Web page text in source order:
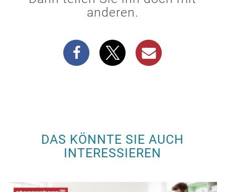
anderen.
DAS KÖNNTE SIE AUCH
INTERESSIEREN